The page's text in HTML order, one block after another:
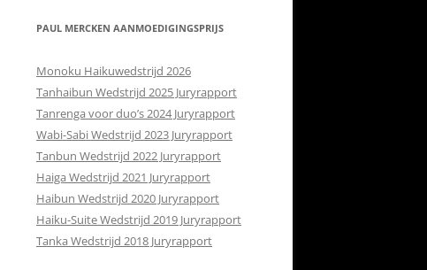
PERS CONTACT
PAUL MERCKEN AANMOEDIGINGSPRIJS
Monoku Haikuwedstrijd 2026
Tanhaibun Wedstrijd 2025 Juryrapport
Tanrenga voor duo’s 2024 Juryrapport
Wabi-Sabi Wedstrijd 2023 Juryrapport
Tanbun Wedstrijd 2022 Juryrapport
Haiga Wedstrijd 2021 Juryrapport
Haibun Wedstrijd 2020 Juryrapport
Haiku-Suite Wedstrijd 2019 Juryrapport
Tanka Wedstrijd 2018 Juryrapport